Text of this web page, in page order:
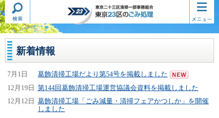
東京二十三区清掃一部事務組合
東京23区のごみ処理
検索・
共通メ
ニュー
コンテ
ンツメ
ニュー
新着情報
7月1日
葛飾清掃工場だより第54号を掲載しました
12月19日 第144回葛飾清掃工場運営協議会資料を掲載しました
12月12日 葛飾清掃工場「ごみ減量・清掃フェアかつしか」を開催
しました